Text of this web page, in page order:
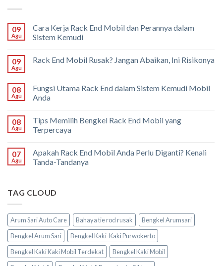
09
Agu
Cara Kerja Rack End Mobil dan Perannya dalam
Sistem Kemudi
09
Agu
Rack End Mobil Rusak? Jangan Abaikan, Ini Risikonya
08
Agu
Fungsi Utama Rack End dalam Sistem Kemudi Mobil
Anda
08
Agu
Tips Memilih Bengkel Rack End Mobil yang
Terpercaya
07
Agu
Apakah Rack End Mobil Anda Perlu Diganti? Kenali
Tanda-Tandanya
TAG CLOUD
Arum Sari Auto Care Bahaya tie rod rusak
Bengkel Arumsari
Bengkel Arum Sari
Bengkel Kaki-Kaki Purwokerto
Bengkel Kaki Kaki Mobil Terdekat
Bengkel Kaki Mobil